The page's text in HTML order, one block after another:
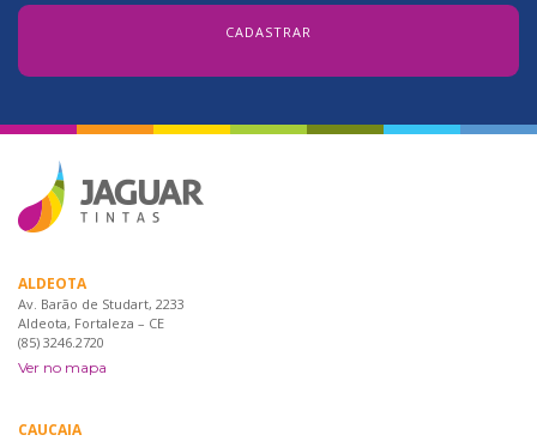
ALDEOTA
Av. Barão de Studart, 2233
Aldeota, Fortaleza – CE
(85) 3246.2720
Ver no mapa
CAUCAIA